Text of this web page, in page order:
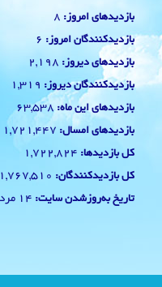
بازدیدهای امروز: 8
بازدیدکنندگان امروز: 6
بازدیدهای دیروز: 2,198
بازدیدکنندگان دیروز: 1,319
بازدیدهای این ماه: 63,538
بازدیدهای امسال: 1,721,447
کل بازدیدها: 1,722,824
کل بازدیدکنند‌گان: 1,767,510
تاریخ به‌روزشدن سایت: 14 مرداد 1405